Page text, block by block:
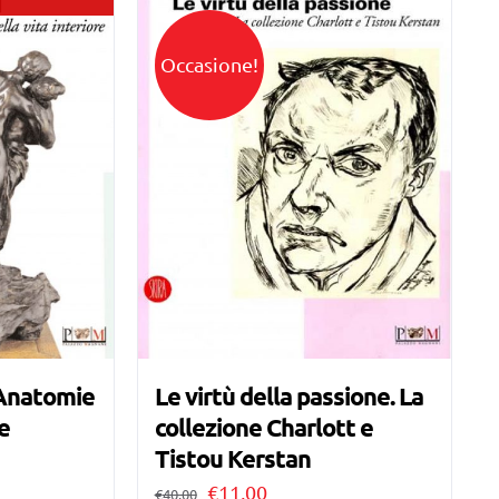
Occasione!
Le virtù della passione. La
collezione Charlott e
Tistou Kerstan
€40,00 Il
€11,00Il